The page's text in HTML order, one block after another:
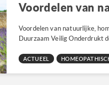
Voordelen van natuurlijke,
Duurzaam Veilig Onderdrukt
ACTUEEL